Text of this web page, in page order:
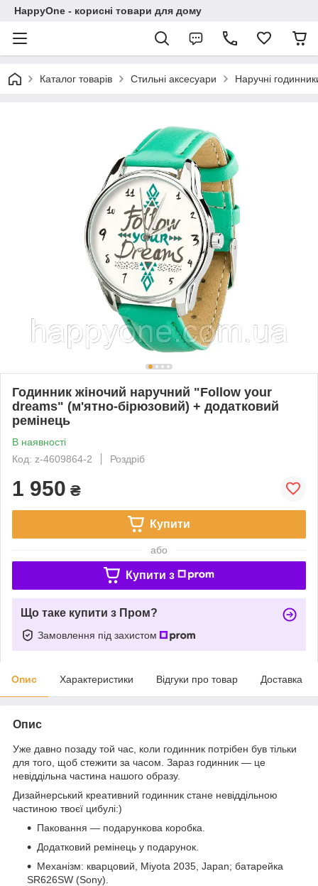
HappyOne - корисні товари для дому
Каталог товарів Стильні аксесуари Наручні
Годинник жіночий наручний "Follow your
dreams" (м'ятно-бірюзовий) + додатковий
ремінець
В наявності
Код: z-4609864-2
Роздріб
1 950 ₴
Купити
або
Купити з
Що таке купити з Пром?
Замовлення під захистом
Опис Характеристики Відгуки про товар Доставка
Опис
Уже давно позаду той час, коли годинник потрібен був тільки
для того, щоб стежити за часом. Зараз годинник — це
невіддільна частина нашого образу.
Дизайнерський креативний годинник стане невіддільною
частиною твоєї цибулі:)
Паковання — подарункова коробка.
Додатковий ремінець у подарунок.
Механізм: кварцовий, Miyota 2035, Japan; батарейка
SR626SW (Sony).